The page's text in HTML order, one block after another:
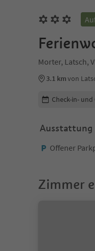
Morter, Latsch,
3.1 kmvon
Check-in-
Ausstattung
Offener
Zimmer